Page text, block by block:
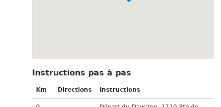
Instructions pas à pas
Km Directions Instructions